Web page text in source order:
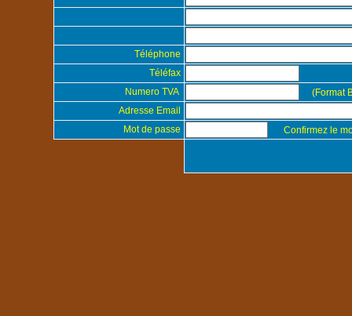
Téléphone
Téléfax
Numero TVA
(Format
Adresse Email
Mot de passe
Confirmez le